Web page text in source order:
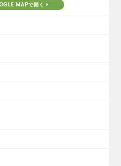
MAPで開く